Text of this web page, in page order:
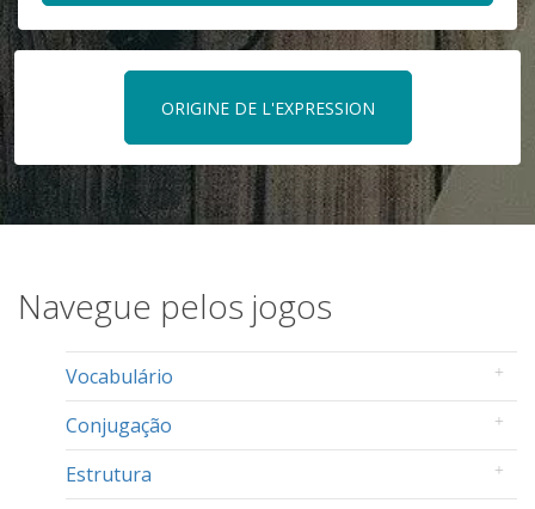
ORIGINE DE L'EXPRESSION
Navegue pelos jogos
Vocabulário
Conjugação
Estrutura